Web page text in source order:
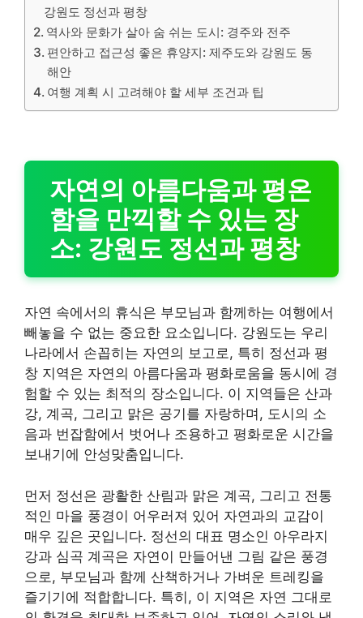
강원도 정선과 평창
역사와 문화가 살아 숨 쉬는 도시: 경주와 전주
편안하고 접근성 좋은 휴양지: 제주도와 강원도 동
해안
여행 계획 시 고려해야 할 세부 조건과 팁
자연의 아름다움과 평온
함을 만끽할 수 있는 장
소: 강원도 정선과 평창
자연 속에서의 휴식은 부모님과 함께하는 여행에서
빼놓을 수 없는 중요한 요소입니다. 강원도는 우리
나라에서 손꼽히는 자연의 보고로, 특히 정선과 평
창 지역은 자연의 아름다움과 평화로움을 동시에 경
험할 수 있는 최적의 장소입니다. 이 지역들은 산과
강, 계곡, 그리고 맑은 공기를 자랑하며, 도시의 소
음과 번잡함에서 벗어나 조용하고 평화로운 시간을
보내기에 안성맞춤입니다.
먼저 정선은 광활한 산림과 맑은 계곡, 그리고 전통
적인 마을 풍경이 어우러져 있어 자연과의 교감이
매우 깊은 곳입니다. 정선의 대표 명소인 아우라지
강과 심곡 계곡은 자연이 만들어낸 그림 같은 풍경
으로, 부모님과 함께 산책하거나 가벼운 트레킹을
즐기기에 적합합니다. 특히, 이 지역은 자연 그대로